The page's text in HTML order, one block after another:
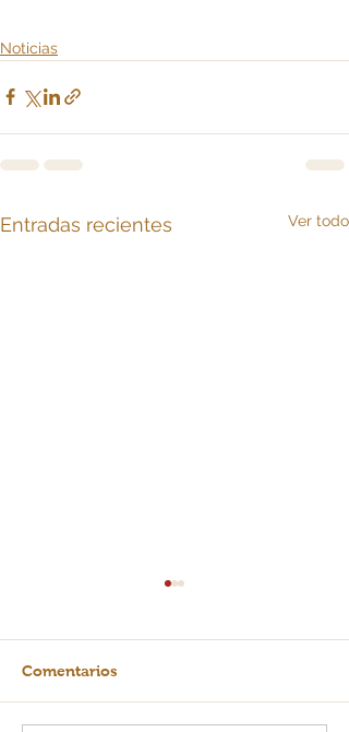
Noticias
Entradas recientes Ver todo
Comentarios